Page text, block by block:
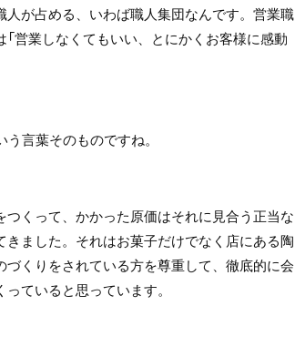
が占める、いわば職人集団なんです。営業職
営業しなくてもいい、とにかくお客様に感動
言葉そのものですね。
くって、かかった原価はそれに見合う正当な
ました。それはお菓子だけでなく店にある陶
くりをされている方を尊重して、徹底的に会
ていると思っています。